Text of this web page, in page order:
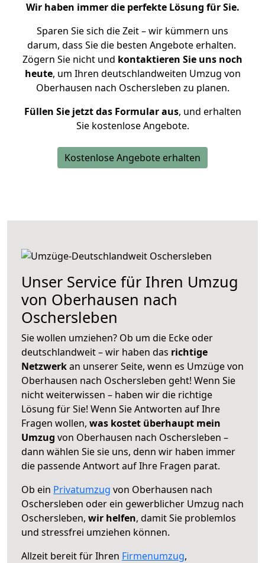
Wir haben immer die perfekte Lösung für Sie.
Sparen Sie sich die Zeit – wir kümmern uns
darum, dass Sie die besten Angebote erhalten.
Zögern Sie nicht und kontaktieren Sie uns noch
heute, um Ihren deutschlandweiten Umzug von
Oberhausen nach Oschersleben zu planen.
Füllen Sie jetzt das Formular aus, und erhalten
Sie kostenlose Angebote.
Kostenlose Angebote erhalten
Unser Service für Ihren Umzug
von Oberhausen nach
Oschersleben
Sie wollen umziehen? Ob um die Ecke oder
deutschlandweit – wir haben das richtige
Netzwerkan unserer Seite, wenn es Umzüge von
Oberhausen nach Oschersleben geht! Wenn Sie
nicht weiterwissen – haben wir die richtige
Lösung für Sie! Wenn Sie Antworten auf Ihre
Fragen wollen, was kostet überhaupt mein
Umzug von Oberhausen nach Oschersleben –
dann wählen Sie sie uns, denn wir haben immer
die passende Antwort auf Ihre Fragen parat.
Ob ein Privatumzug von Oberhausen nach
Oschersleben oder ein gewerblicher Umzug nach
Oschersleben, wir helfen, damit Sie problemlos
und stressfrei umziehen können.
Allzeit bereit für Ihren Firmenumzug,